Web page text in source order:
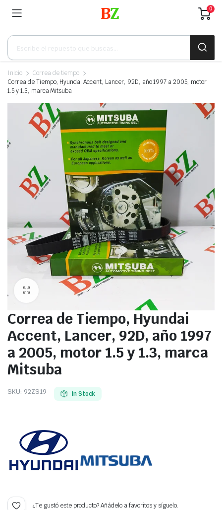
0
Búsqueda
productos
Inicio
Correa de tiempo
Correa de Tiempo, Hyundai Accent, Lancer, 92D, año 1997 a 2005, motor
1.5 y 1.3, marca Mitsuba
Correa de Tiempo, Hyundai
Accent, Lancer, 92D, año 1997
a 2005, motor 1.5 y 1.3, marca
Mitsuba
SKU: 92ZS19 In Stock
¿Te gustó este producto? Añádelo a favoritos y síguelo.